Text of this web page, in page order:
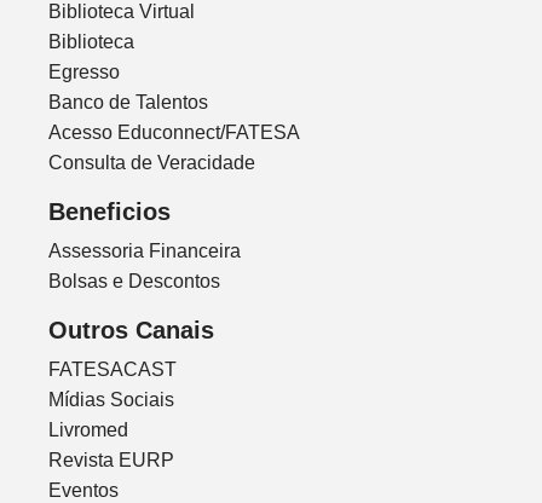
Biblioteca Virtual
Biblioteca
Egresso
Banco de Talentos
Acesso Educonnect/FATESA
Consulta de Veracidade
Beneficios
Assessoria Financeira
Bolsas e Descontos
Outros Canais
FATESACAST
Mídias Sociais
Livromed
Revista EURP
Eventos